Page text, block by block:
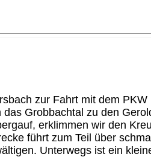
zur Fahrt mit dem
Grobbachtal zu den
erklimmen wir den
führt zum Teil über
Unterwegs ist ein